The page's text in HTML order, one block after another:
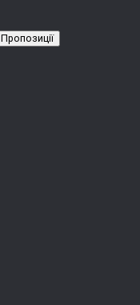
Пропозиції